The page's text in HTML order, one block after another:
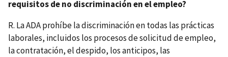
requisitos de no discriminación en el empleo?
R. La ADA prohíbe la discriminación en todas las prácticas
laborales, incluidos los procesos de solicitud de empleo,
la contratación, el despido, los anticipos, las